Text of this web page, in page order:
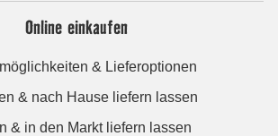
Online einkaufen
& Lieferoptionen
& nach Hause liefern lassen
& in den Markt liefern lassen